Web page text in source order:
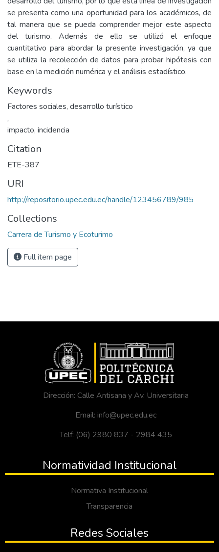
se presenta como una oportunidad para los académicos, de
tal manera que se pueda comprender mejor este aspecto
del turismo. Además de ello se utilizó el enfoque
cuantitativo para abordar la presente investigación, ya que
se utiliza la recolección de datos para probar hipótesis con
base en la medición numérica y el análisis estadístico.
Keywords
Factores sociales, desarrollo turístico
,
impacto, incidencia
Citation
ETE-387
URI
http://repositorio.upec.edu.ec/handle/123456789/985
Collections
Carrera de Turismo y Ecoturimo
Full item page
Dirección: Calle Antisana y Av. Universitaria
Email: info@upec.edu.ec
Telf: (06) 2980 837 - 2984 435
Normatividad Institucional
Normativa Institucional
Transparencia
Redes Sociales